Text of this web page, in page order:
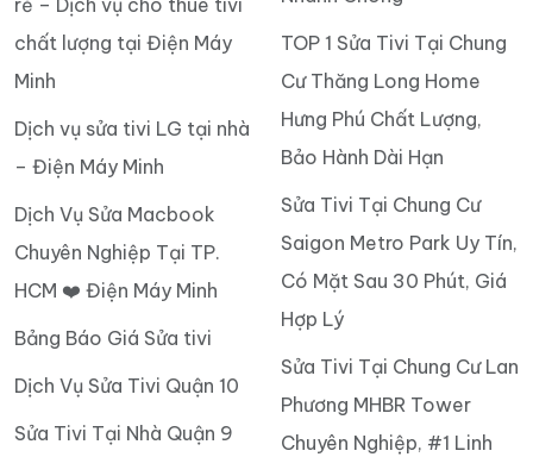
chất lượng tại Điện Máy
Minh
Dịch vụ sửa tivi LG tại nhà
– Điện Máy Minh
Dịch Vụ Sửa Macbook
Chuyên Nghiệp Tại TP.
HCM ❤️ Điện Máy Minh
Bảng Báo Giá Sửa tivi
Dịch Vụ Sửa Tivi Quận 10
Sửa Tivi Tại Nhà Quận 9
TOP 1 Sửa Tivi Tại Chung
Cư Thăng Long Home
Hưng Phú Chất Lượng,
Bảo Hành Dài Hạn
Sửa Tivi Tại Chung Cư
Saigon Metro Park Uy Tín,
Có Mặt Sau 30 Phút, Giá
Hợp Lý
Sửa Tivi Tại Chung Cư Lan
Phương MHBR Tower
Chuyên Nghiệp, #1 Linh